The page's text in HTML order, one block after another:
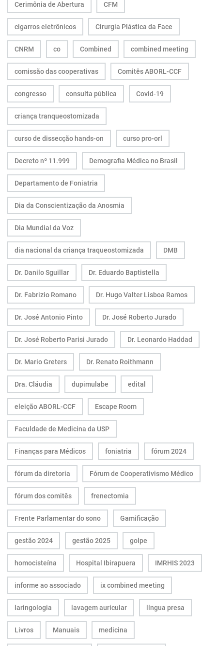
Cerimônia de Abertura CFM
cigarros eletrônicos Cirurgia Plástica da Face
CNRM co Combined combined meeting
comissão das cooperativas Comitês ABORL-CCF
congresso consulta pública Covid-19
criança tranqueostomizada
curso de dissecção hands-on curso pro-orl
Decreto nº 11.999 Demografia Médica no Brasil
Departamento de Foniatria
Dia da Conscientização da Anosmia
Dia Mundial da Voz
dia nacional da criança traqueostomizada DMB
Dr. Danilo Sguillar Dr. Eduardo Baptistella
Dr. Fabrizio Romano Dr. Hugo Valter Lisboa Ramos
Dr. José Antonio Pinto Dr. José Roberto Jurado
Dr. José Roberto Parisi Jurado Dr. Leonardo Haddad
Dr. Mario Greters Dr. Renato Roithmann
Dra. Cláudia dupimulabe edital
eleição ABORL-CCF Escape Room
Faculdade de Medicina da USP
Finanças para Médicos foniatria fórum 2024
fórum da diretoria Fórum de Cooperativismo Médico
fórum dos comitês frenectomia
Frente Parlamentar do sono Gamificação
gestão 2024 gestão 2025 golpe
homocisteína Hospital Ibirapuera IMRHIS 2023
informe ao associado ix combined meeting
laringologia lavagem auricular língua presa
Livros Manuais medicina